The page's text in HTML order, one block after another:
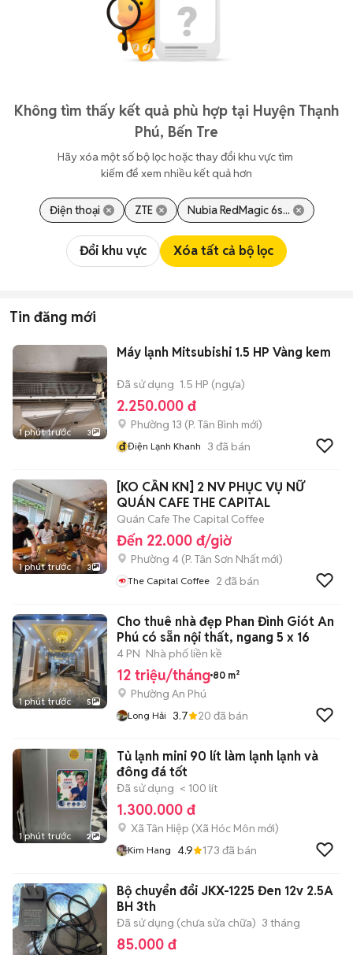
Không tìm thấy kết quả phù hợp tại Huyện Thạnh
Phú, Bến Tre
Hãy xóa một số bộ lọc hoặc thay đổi khu vực tìm
kiếm để xem nhiều kết quả hơn
Điện thoại ZTE Nubia RedMagic 6s...
Đổi khu vực Xóa tất cả bộ lọc
Tin đăng mới
1 phút trước 3
Máy lạnh Mitsubishi 1.5 HP Vàng kem
Đã sử dụng 1.5 HP (ngựa)
2.250.000 đ
Phường 13 (P. Tân Bình mới)
đĐiện Lạnh Khanh 3 đã bán
1 phút trước 3
[KO CẦN KN] 2 NV PHỤC VỤ NỮ
QUÁN CAFE THE CAPITAL
Quán Cafe The Capital Coffee
Đến 22.000 đ/giờ
Phường 4 (P. Tân Sơn Nhất mới)
The Capital Coffee 2 đã bán
1 phút trước 5
Cho thuê nhà đẹp Phan Đình Giót An
Phú có sẵn nội thất, ngang 5 x 16
4 PN Nhà phố liền kề
12 triệu/tháng 80 m²
Phường An Phú
Long Hải 3.7 20 đã bán
1 phút trước 2
Tủ lạnh mini 90 lít làm lạnh lạnh và
đông đá tốt
Đã sử dụng < 100 lít
1.300.000 đ
Xã Tân Hiệp (Xã Hóc Môn mới)
Kim Hang 4.9 173 đã bán
Bộ chuyển đổi JKX-1225 Đen 12v 2.5A
BH 3th
Đã sử dụng (chưa sửa chữa) 3 tháng
85.000 đ